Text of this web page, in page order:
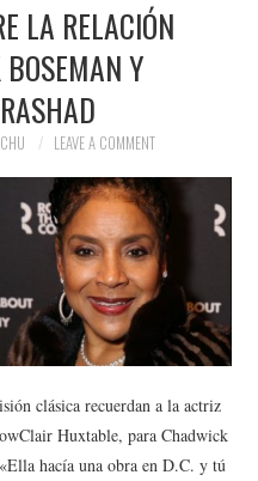
LA RELACIÓN
Y
LEAVE A COMMENT
clásica recuerdan a la actriz
Huxtable, para Chadwick
hacía una obra en D.C. y tú